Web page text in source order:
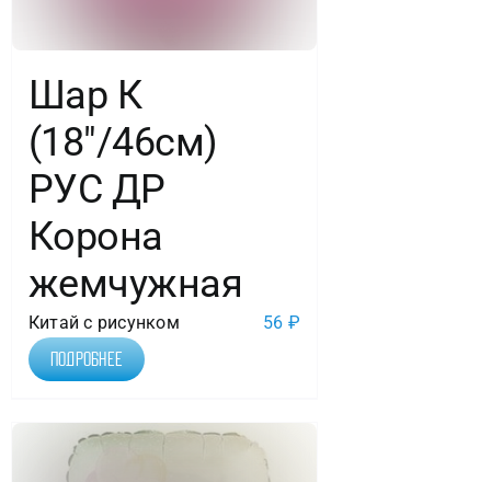
Шар К
(18″/46см)
РУС ДР
Корона
жемчужная
Китай с рисунком 56 ₽
Подробнее